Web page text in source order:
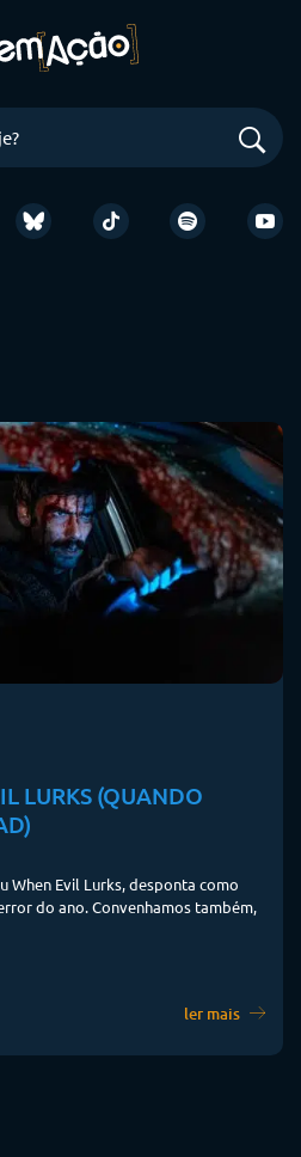
LURKS (QUANDO
When Evil Lurks, desponta como
do ano. Convenhamos também,
ler mais